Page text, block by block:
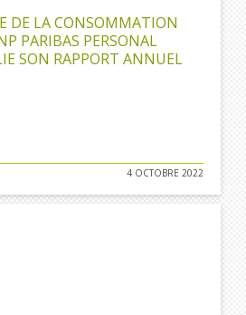
DE LA CONSOMMATION
PARIBAS PERSONAL
SON RAPPORT ANNUEL
4 OCTOBRE 2022